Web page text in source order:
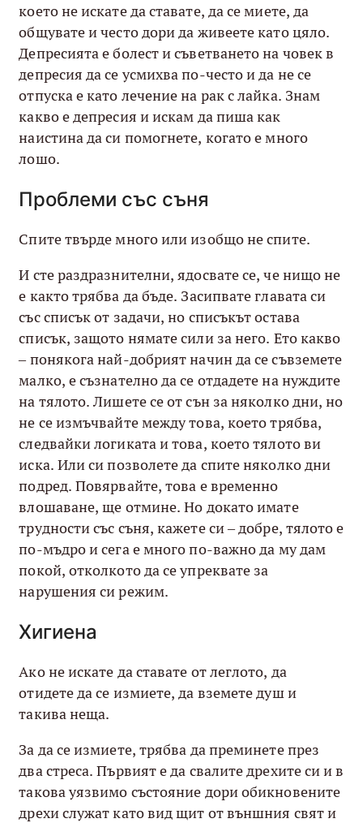
което не искате да ставате, да се миете, да
общувате и често дори да живеете като цяло.
Депресията е болест и съветването на човек в
депресия да се усмихва по-често и да не се
отпуска е като лечение на рак с лайка. Знам
какво е депресия и искам да пиша как
наистина да си помогнете, когато е много
лошо.
Проблеми със съня
Спите твърде много или изобщо не спите.
И сте раздразнителни, ядосвате се, че нищо не
е както трябва да бъде. Засипвате главата си
със списък от задачи, но списъкът остава
списък, защото нямате сили за него. Ето какво
– понякога най-добрият начин да се съвземете
малко, е съзнателно да се отдадете на нуждите
на тялото. Лишете се от сън за няколко дни, но
не се измъчвайте между това, което трябва,
следвайки логиката и това, което тялото ви
иска. Или си позволете да спите няколко дни
подред. Повярвайте, това е временно
влошаване, ще отмине. Но докато имате
трудности със съня, кажете си – добре, тялото е
по-мъдро и сега е много по-важно да му дам
покой, отколкото да се упреквате за
нарушения си режим.
Хигиена
Ако не искате да ставате от леглото, да
отидете да се измиете, да вземете душ и
такива неща.
За да се измиете, трябва да преминете през
два стреса. Първият е да свалите дрехите си и в
такова уязвимо състояние дори обикновените
дрехи служат като вид щит от външния свят и